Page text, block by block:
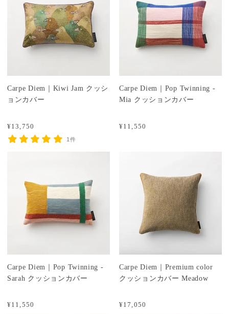
¥13,750
Carpe Diem｜Kiwi Jam クッシ
ョンカバー
1件
¥11,550
Carpe Diem｜Pop Twinning -
Mia クッションカバー
¥11,550
Carpe Diem｜Pop Twinning -
Sarah クッションカバー
¥17,050
Carpe Diem｜Premium color
クッションカバー Meadow